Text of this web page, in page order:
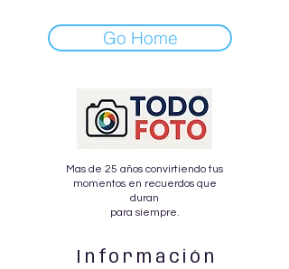
Go Home
Mas de 25 años convirtiendo tus
momentos en recuerdos que
duran
para siempre.
Información